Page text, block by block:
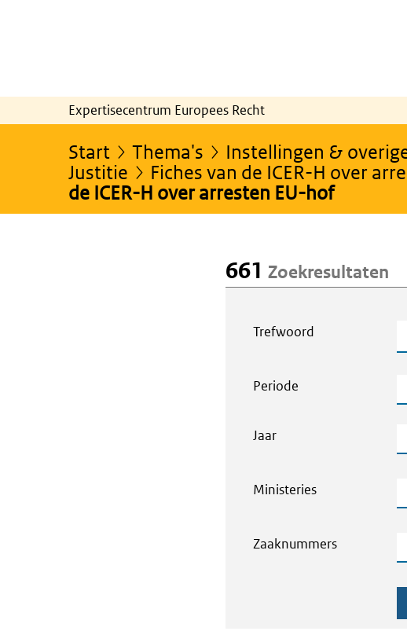
Expertisecentrum Europees Recht
Start Thema's Instellingen &
Justitie
Fiches van de ICER-H over
de ICER-H over arresten EU-hof
661 Zoekresultaten
Trefwoord
Periode
Jaar
Ministeries
Zaaknummers